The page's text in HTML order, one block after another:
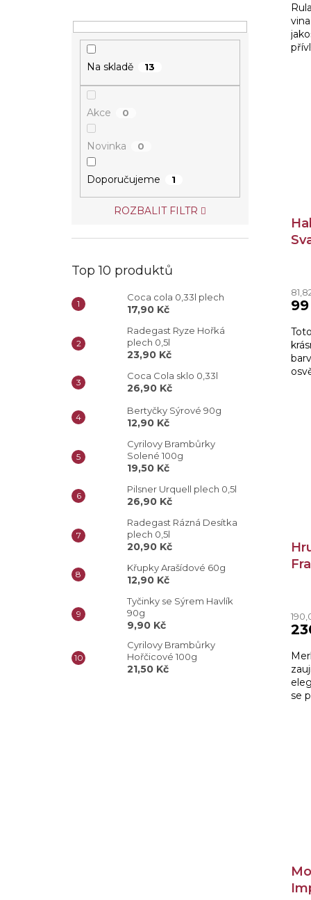
Na skladě 13
Akce 0
Novinka 0
Doporučujeme 1
ROZBALIT FILTR
Top 10 produktů
Coca cola 0,33l plech
17,90 Kč
Radegast Ryze Hořká
plech 0,5l
23,90 Kč
Coca Cola sklo 0,33l
26,90 Kč
Bertyčky Sýrové 90g
12,90 Kč
Cyrilovy Brambůrky
Solené 100g
19,50 Kč
Pilsner Urquell plech 0,5l
26,90 Kč
Radegast Rázná Desítka
plech 0,5l
20,90 Kč
Křupky Arašídové 60g
12,90 Kč
Tyčinky se Sýrem Havlík
90g
9,90 Kč
Cyrilovy Brambůrky
Hořčicové 100g
21,50 Kč
se